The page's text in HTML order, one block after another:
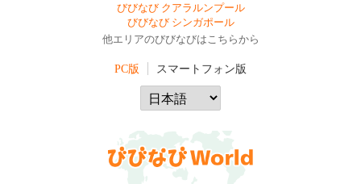
びびなび クアラルンプール
びびなび シンガポール
他エリアのびびなびはこちらから
PC版 スマートフォン版